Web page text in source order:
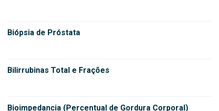
Biópsia de Próstata
Bilirrubinas Total e Frações
Bioimpedancia (Percentual de Gordura Corporal)